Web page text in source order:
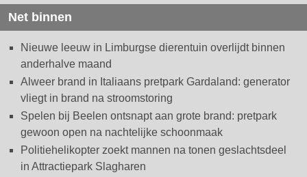
Net binnen
Nieuwe leeuw in Limburgse dierentuin overlijdt binnen
anderhalve maand
Alweer brand in Italiaans pretpark Gardaland: generator
vliegt in brand na stroomstoring
Spelen bij Beelen ontsnapt aan grote brand: pretpark
gewoon open na nachtelijke schoonmaak
Politiehelikopter zoekt mannen na tonen geslachtsdeel
in Attractiepark Slagharen